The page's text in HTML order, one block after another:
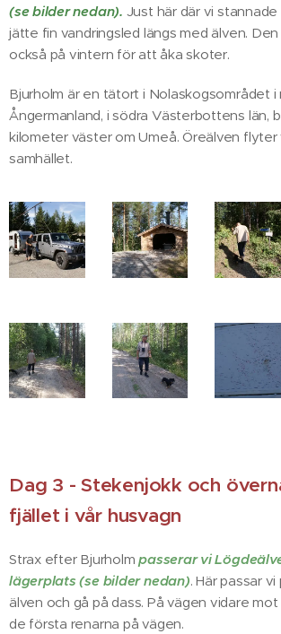
(se bilder nedan). Just här där vi
jätte fin vandringsled längs med älven.
också på vintern för att åka skoter.
Bjurholm är en tätort i Nolaskogsområdet i
Ångermanland, i södra Västerbottens län,
kilometer väster om Umeå. Öreälven
samhället.
Dag 3 - Stekenjokk och
fjället i vår husvagn
Strax efter Bjurholmpasserar vi
lägerplats (se bilder nedan). Här passar
älven och gå på dass. På vägen vidare
de första renarna på vägen.